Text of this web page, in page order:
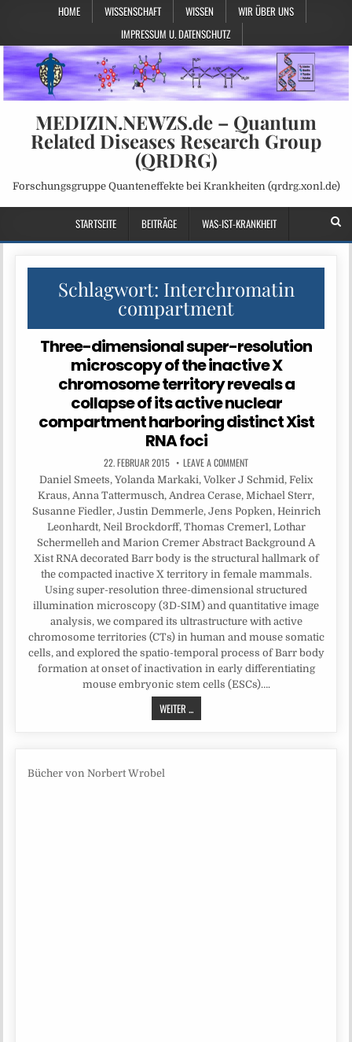
HOME WISSENSCHAFT WISSEN
WIR ÜBER UNS
IMPRESSUM U. DATENSCHUTZ
MEDIZIN.NEWZS.de – Quantum
Related Diseases Research Group
(QRDRG)
Forschungsgruppe Quanteneffekte bei Krankheiten (qrdrg.xonl.de)
STARTSEITE BEITRÄGE WAS-IST-KRANKHEIT
Schlagwort: Interchromatin
compartment
Three-dimensional super-resolution
microscopy of the inactive X
chromosome territory reveals a
collapse of its active nuclear
compartment harboring distinct Xist
RNA foci
22. FEBRUAR 2015 LEAVE A COMMENT
Daniel Smeets, Yolanda Markaki, Volker J Schmid, Felix
Kraus, Anna Tattermusch, Andrea Cerase, Michael Sterr,
Susanne Fiedler, Justin Demmerle, Jens Popken, Heinrich
Leonhardt, Neil Brockdorff, Thomas Cremer1, Lothar
Schermelleh and Marion Cremer Abstract Background A
Xist RNA decorated Barr body is the structural hallmark of
the compacted inactive X territory in female mammals.
Using super-resolution three-dimensional structured
illumination microscopy (3D-SIM) and quantitative image
analysis, we compared its ultrastructure with active
chromosome territories (CTs) in human and mouse somatic
cells, and explored the spatio-temporal process of Barr body
formation at onset of inactivation in early differentiating
mouse embryonic stem cells (ESCs)….
WEITER ...
Bücher von Norbert Wrobel